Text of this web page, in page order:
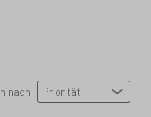
nach